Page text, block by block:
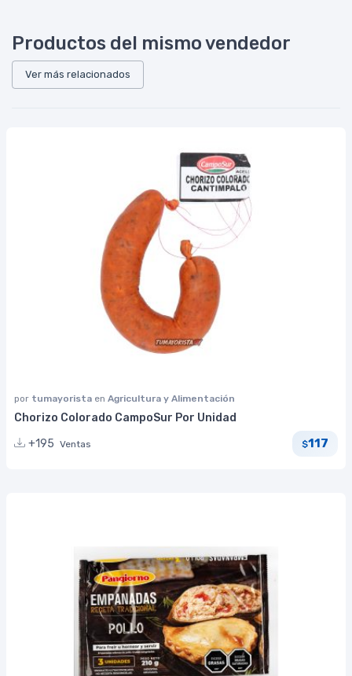
Productos del mismo vendedor
Ver más relacionados
por tumayorista en Agricultura y Alimentación
Chorizo Colorado CampoSur Por Unidad
+195 Ventas $117